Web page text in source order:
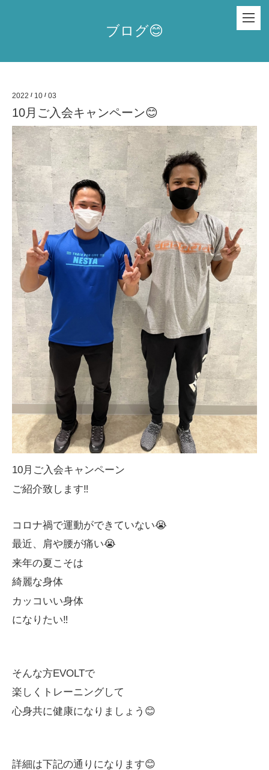
ブログ😊
2022 / 10 / 03
10月ご入会キャンペーン😊
10月ご入会キャンペーン
ご紹介致します‼️
コロナ禍で運動ができていない😭
最近、肩や腰が痛い😭
来年の夏こそは
綺麗な身体
カッコいい身体
になりたい‼️
そんな方EVOLTで
楽しくトレーニングして
心身共に健康になりましょう😊
詳細は下記の通りになります😊